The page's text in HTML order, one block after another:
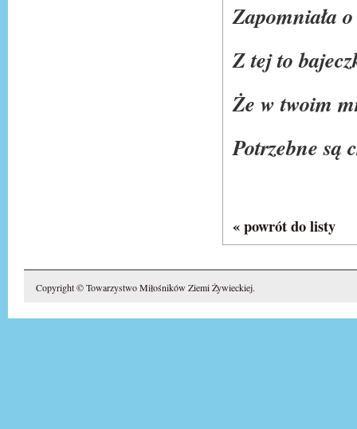
Zapomniała
Z tej to
Że w twoim
Potrzebne są
« powrót do listy
Copyright © Towarzystwo Miłośników Ziemi Żywieckiej.